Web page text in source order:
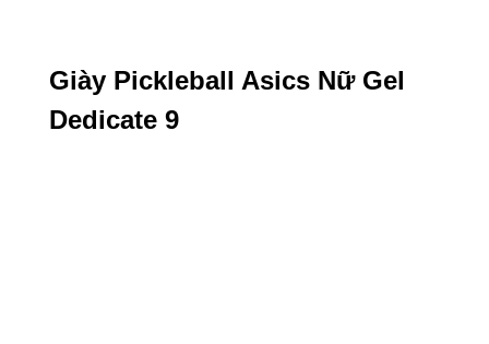
Giày Pickleball Asics Nữ Gel
Dedicate 9